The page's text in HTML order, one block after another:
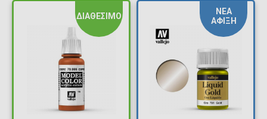
ΔΙΑΘΕΣΙΜΟ
ΝΕΑ
ΑΦΙΞΗ